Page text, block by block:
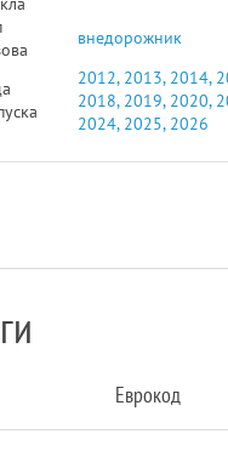
внедорожник
2012, 2013, 2014,
2018, 2019, 2020,
2024, 2025, 2026
Еврокод